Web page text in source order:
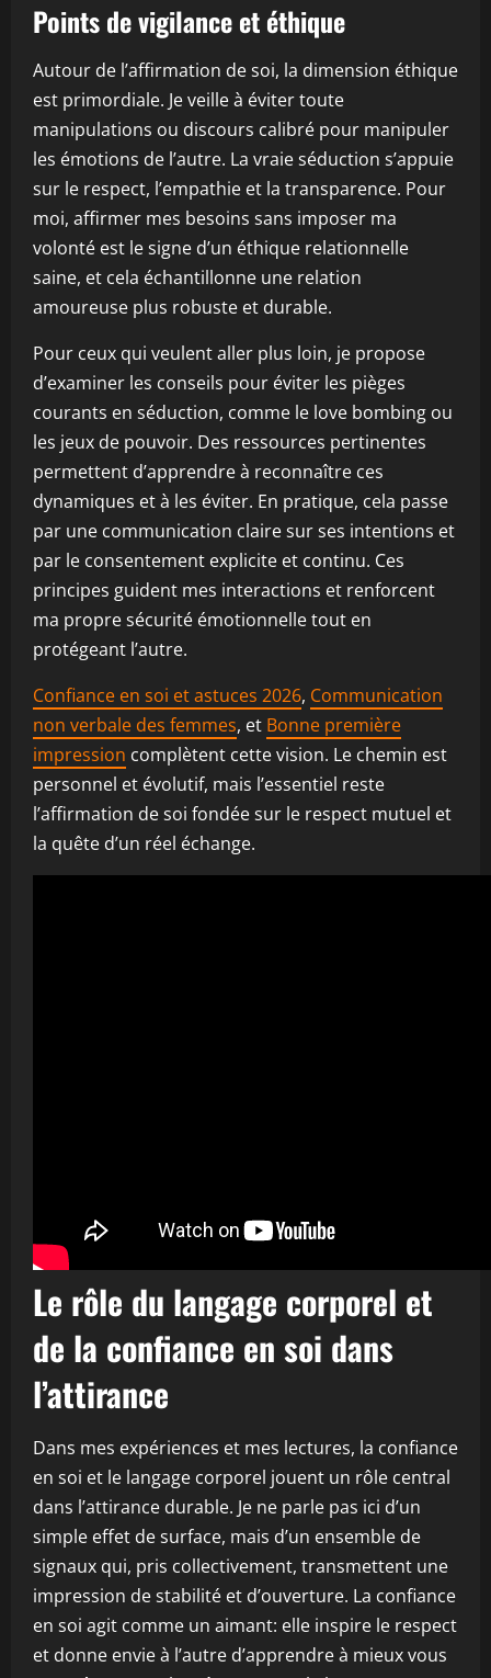
Points de vigilance et éthique
Autour de l’affirmation de soi, la dimension éthique
est primordiale. Je veille à éviter toute
manipulations ou discours calibré pour manipuler
les émotions de l’autre. La vraie séduction s’appuie
sur le respect, l’empathie et la transparence. Pour
moi, affirmer mes besoins sans imposer ma
volonté est le signe d’un éthique relationnelle
saine, et cela échantillonne une relation
amoureuse plus robuste et durable.
Pour ceux qui veulent aller plus loin, je propose
d’examiner les conseils pour éviter les pièges
courants en séduction, comme le love bombing ou
les jeux de pouvoir. Des ressources pertinentes
permettent d’apprendre à reconnaître ces
dynamiques et à les éviter. En pratique, cela passe
par une communication claire sur ses intentions et
par le consentement explicite et continu. Ces
principes guident mes interactions et renforcent
ma propre sécurité émotionnelle tout en
protégeant l’autre.
Confiance en soi et astuces 2026, Communication
non verbale des femmes, et Bonne première
impression complètent cette vision. Le chemin est
personnel et évolutif, mais l’essentiel reste
l’affirmation de soi fondée sur le respect mutuel et
la quête d’un réel échange.
Le rôle du langage corporel et
de la confiance en soi dans
l’attirance
Dans mes expériences et mes lectures, la confiance
en soi et le langage corporel jouent un rôle central
dans l’attirance durable. Je ne parle pas ici d’un
simple effet de surface, mais d’un ensemble de
signaux qui, pris collectivement, transmettent une
impression de stabilité et d’ouverture. La confiance
en soi agit comme un aimant: elle inspire le respect
et donne envie à l’autre d’apprendre à mieux vous